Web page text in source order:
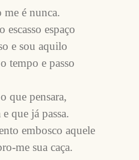
é nunca.
escasso espaço
e sou aquilo
tempo e passo
que pensara,
que já passa.
embosco aquele